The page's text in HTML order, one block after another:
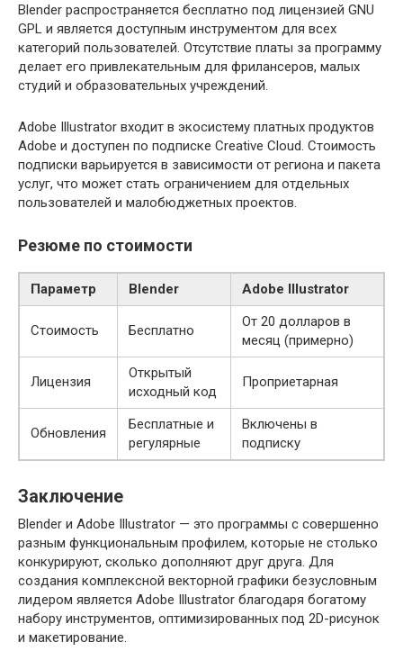
Blender распространяется бесплатно под лицензией GNU
GPL и является доступным инструментом для всех
категорий пользователей. Отсутствие платы за программу
делает его привлекательным для фрилансеров, малых
студий и образовательных учреждений.
Adobe Illustrator входит в экосистему платных продуктов
Adobe и доступен по подписке Creative Cloud. Стоимость
подписки варьируется в зависимости от региона и пакета
услуг, что может стать ограничением для отдельных
пользователей и малобюджетных проектов.
Резюме по стоимости
Параметр Blender Adobe Illustrator
Стоимость Бесплатно
От 20 долларов в
месяц (примерно)
Лицензия
Открытый
исходный код
Проприетарная
Обновления
Бесплатные и
регулярные
Включены в
подписку
Заключение
Blender и Adobe Illustrator — это программы с совершенно
разным функциональным профилем, которые не столько
конкурируют, сколько дополняют друг друга. Для
создания комплексной векторной графики безусловным
лидером является Adobe Illustrator благодаря богатому
набору инструментов, оптимизированных под 2D-рисунок
и макетирование.